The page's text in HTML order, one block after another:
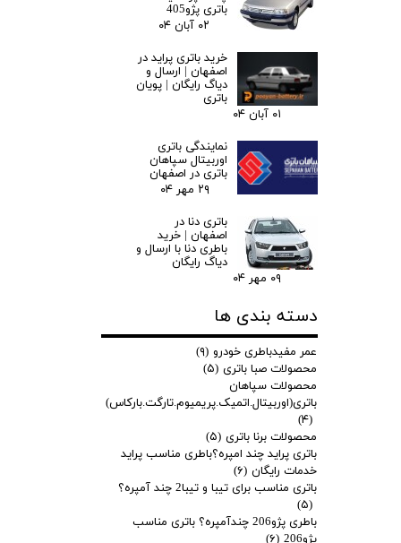
باتری پژو405
۰۲ آبان ۰۴
خرید باتری پراید در
اصفهان | ارسال و
دیاگ رایگان | پویان
باتری
۰۱ آبان ۰۴
نمایندگی باتری
اوربیتال سپاهان
باتری در اصفهان
۲۹ مهر ۰۴
باتری دنا در
اصفهان | خرید
باطری دنا با ارسال و
دیاگ رایگان
۰۹ مهر ۰۴
دسته بندی ها
عمر مفیدباطری خودرو (۹)
محصولات صبا باتری (۵)
محصولات سپاهان
باتری(اوربیتال.اتمیک.پریمیوم.تارگت.بارکاس)
(۴)
محصولات برنا باتری (۵)
باتری پراید چند امپره؟باطری مناسب پراید
خدمات رایگان (۶)
باتری مناسب برای تیبا و تیبا2 چند آمپره؟
(۵)
باطری پژو206 چندآمپره؟ باتری مناسب
پژو206
(۶)